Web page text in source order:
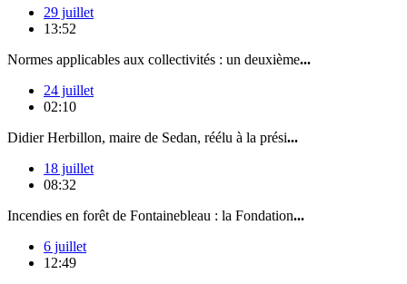
29 juillet
13:52
Normes applicables aux collectivités : un deuxième...
24 juillet
02:10
Didier Herbillon, maire de Sedan, réélu à la prési...
18 juillet
08:32
Incendies en forêt de Fontainebleau : la Fondation...
6 juillet
12:49